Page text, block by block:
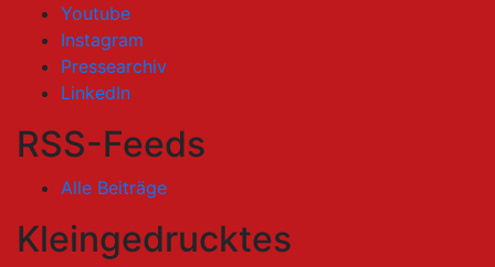
Youtube
Instagram
Pressearchiv
LinkedIn
RSS-Feeds
Alle Beiträge
Kleingedrucktes